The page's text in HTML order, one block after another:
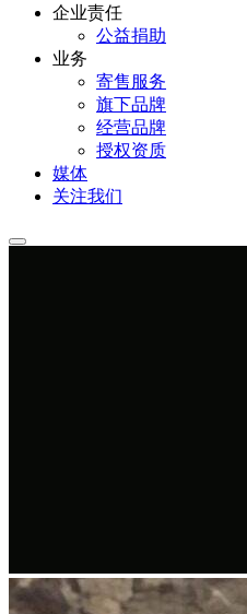
企业责任
公益捐助
业务
寄售服务
旗下品牌
经营品牌
授权资质
媒体
关注我们